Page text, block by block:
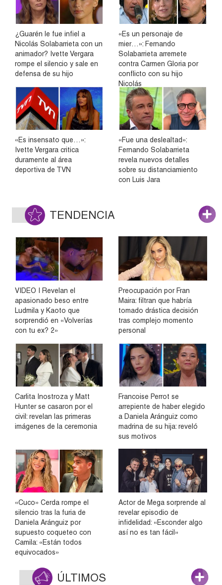
¿Guarén le fue infiel a
Nicolás Solabarrieta con un
animador? Ivette Vergara
rompe el silencio y sale en
defensa de su hijo
«Es un personaje de
mier…»: Fernando
Solabarrieta arremete
contra Carmen Gloria por
conflicto con su hijo
Nicolás
«Es insensato que…»:
Ivette Vergara critica
duramente al área
deportiva de TVN
«Fue una deslealtad»:
Fernando Solabarrieta
revela nuevos detalles
sobre su distanciamiento
con Luis Jara
TENDENCIA
VIDEO | Revelan el
apasionado beso entre
Ludmila y Kaoto que
sorprendió en «Volverías
con tu ex? 2»
Preocupación por Fran
Maira: filtran que habría
tomado drástica decisión
tras complejo momento
personal
Carlita Inostroza y Matt
Hunter se casaron por el
civil: revelan las primeras
imágenes de la ceremonia
Francoise Perrot se
arrepiente de haber elegido
a Daniela Aránguiz como
madrina de su hija: reveló
sus motivos
«Cuco» Cerda rompe el
silencio tras la furia de
Daniela Aránguiz por
supuesto coqueteo con
Camila: «Están todos
equivocados»
Actor de Mega sorprende al
revelar episodio de
infidelidad: «Esconder algo
así no es tan fácil»
ÚLTIMOS